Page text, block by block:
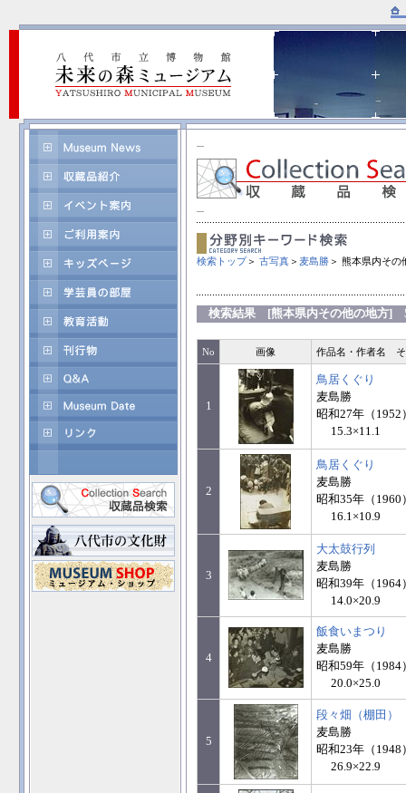
検索トップ＞ 古写真＞ 麦島勝＞ 熊本県内その
検索結果 [熊本県内その他の地方]
No 画像 作品名・作者名
1
鳥居くぐり
麦島勝
昭和27年（1952
15.3×11.1
2
鳥居くぐり
麦島勝
昭和35年（1960
16.1×10.9
3
大太鼓行列
麦島勝
昭和39年（1964
14.0×20.9
4
飯食いまつり
麦島勝
昭和59年（1984
20.0×25.0
5
段々畑（棚田）
麦島勝
昭和23年（1948
26.9×22.9